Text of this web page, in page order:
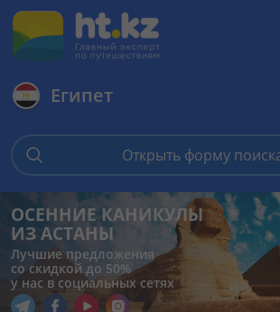
Горящие туры
Цены на туры
Страны
Египет
Открыть форму
ОСЕННИЕ КАНИКУЛЫ
ИЗ АСТАНЫ
Лучшие предложения
со скидкой до 50%
у нас в социальных сетях
Перейти в наш Telegram
Перейти в наш Facebook
Перейти в наш YouTube
Перейти в наш Instagram